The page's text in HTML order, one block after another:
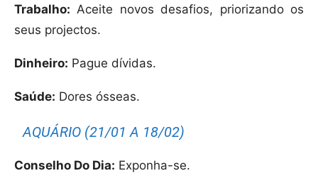
Trabalho: Aceite novos desafios, priorizando os
seus projectos.
Dinheiro: Pague dívidas.
Saúde: Dores ósseas.
AQUÁRIO (21/01 A 18/02)
Conselho Do Dia: Exponha-se.